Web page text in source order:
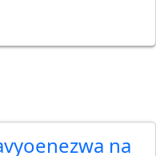
na